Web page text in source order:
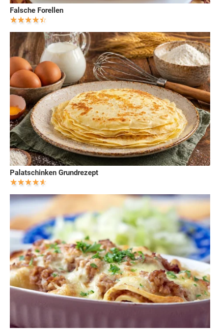
Falsche Forellen
Palatschinken Grundrezept